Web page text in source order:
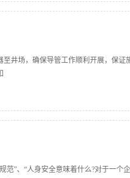
井场，确保导管工作顺利开展，保
”、“人身安全意味着什么?对于一个